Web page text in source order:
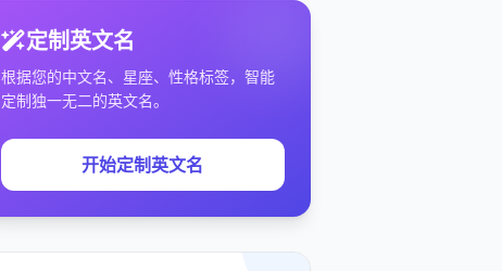
定制英文名
根据您的中文名、星座、性格标签，智能
定制独一无二的英文名。
开始定制英文名